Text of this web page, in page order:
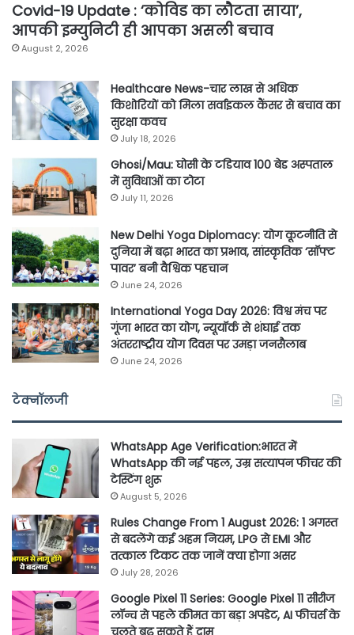
Covid-19 Update : ‘कोविड का लौटता साया’,
आपकी इम्युनिटी ही आपका असली बचाव
August 2, 2026
Healthcare News-चार लाख से अधिक
किशोरियों को मिला सर्वाइकल कैंसर से बचाव का
सुरक्षा कवच
July 18, 2026
Ghosi/Mau: घोसी के टडियाव 100 बेड अस्पताल
में सुविधाओं का टोटा
July 11, 2026
New Delhi Yoga Diplomacy: योग कूटनीति से
दुनिया में बढ़ा भारत का प्रभाव, सांस्कृतिक ‘सॉफ्ट
पावर’ बनी वैश्विक पहचान
June 24, 2026
International Yoga Day 2026: विश्व मंच पर
गूंजा भारत का योग, न्यूयॉर्क से शंघाई तक
अंतरराष्ट्रीय योग दिवस पर उमड़ा जनसैलाब
June 24, 2026
टेक्नॉलजी
WhatsApp Age Verification:भारत में
WhatsApp की नई पहल, उम्र सत्यापन फीचर की
टेस्टिंग शुरू
August 5, 2026
Rules Change From 1 August 2026: 1 अगस्त
से बदलेंगे कई अहम नियम, LPG से EMI और
तत्काल टिकट तक जानें क्या होगा असर
July 28, 2026
Google Pixel 11 Series: Google Pixel 11 सीरीज
लॉन्च से पहले कीमत का बड़ा अपडेट, AI फीचर्स के